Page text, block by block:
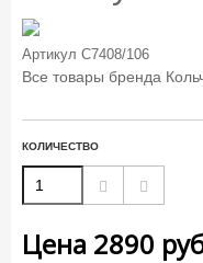
Артикул С7408/106
Все товары бренда
КОЛИЧЕСТВО
Цена 2890